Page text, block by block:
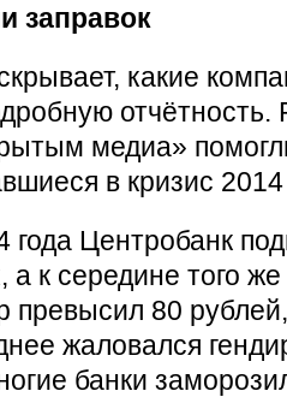
заправок
какие
отчётность.
медиа»
в кризис 2014
года Центробанк
а к середине того
превысил 80
жаловался
банки